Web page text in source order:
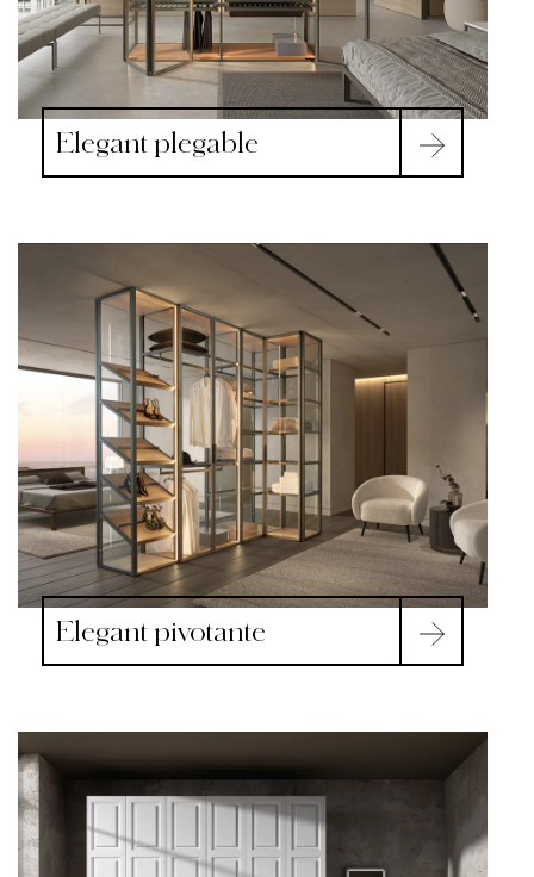
Elegant plegable
Elegant pivotante